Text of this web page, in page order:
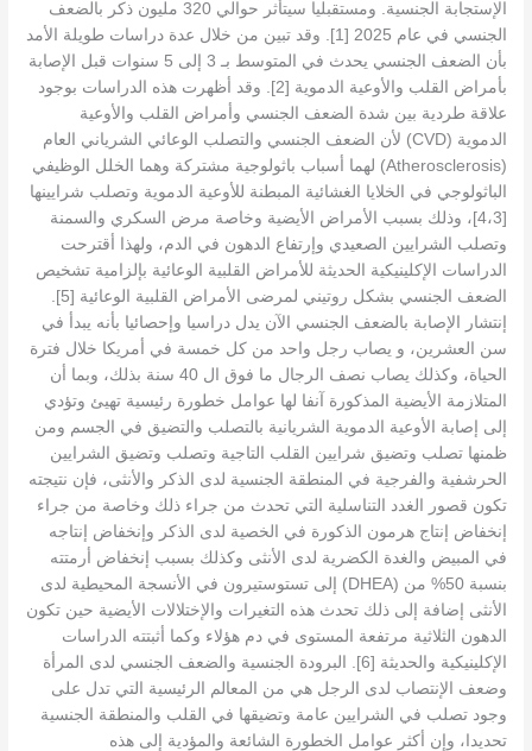
الإستجابة الجنسية. ومستقبليا سيتأثر حوالي 320 مليون ذكر بالضعف
الجنسي في عام 2025 [1]. وقد تبين من خلال عدة دراسات طويلة الأمد
بأن الضعف الجنسي يحدث في المتوسط ​​بـ 3 إلى 5 سنوات قبل الإصابة
بأمراض القلب والأوعية الدموية [2]. وقد أظهرت هذه الدراسات بوجود
علاقة طردية بين شدة الضعف الجنسي وأمراض القلب والأوعية
الدموية (CVD) لأن الضعف الجنسي والتصلب الوعائي الشرياني العام
(Atherosclerosis) لهما أسباب باثولوجية مشتركة وهما الخلل الوظيفي
الباثولوجي في الخلايا الغشائية المبطنة للأوعية الدموية وتصلب شرايينها
[4،3]، وذلك بسبب الأمراض الأيضية وخاصة مرض السكري والسمنة
وتصلب الشرايين الصعيدي وإرتفاع الدهون في الدم، ولهذا أقترحت
الدراسات الإكلينيكية الحديثة للأمراض القلبية الوعائية بإلزامية تشخيص
الضعف الجنسي بشكل روتيني لمرضى الأمراض القلبية الوعائية [5].
إنتشار الإصابة بالضعف الجنسي الآن يدل دراسيا وإحصائيا بأنه يبدأ في
سن العشرين، و يصاب رجل واحد من كل خمسة في أمريكا خلال فترة
الحياة، وكذلك يصاب نصف الرجال ما فوق ال 40 سنة بذلك، وبما أن
المتلازمة الأيضية المذكورة آنفا لها عوامل خطورة رئيسية تهيئ وتؤدي
إلى إصابة الأوعية الدموية الشريانية بالتصلب والتضيق في الجسم ومن
ظمنها تصلب وتضيق شرايين القلب التاجية وتصلب وتضيق الشرايين
الحرشفية والفرجية في المنطقة الجنسية لدى الذكر والأنثى، فإن نتيجته
تكون قصور الغدد التناسلية التي تحدث من جراء ذلك وخاصة من جراء
إنخفاض إنتاج هرمون الذكورة في الخصية لدى الذكر وإنخفاض إنتاجه
في المبيض والغدة الكضرية لدى الأنثى وكذلك بسبب إنخفاض أرمتته
بنسبة 50% من (DHEA) إلى تستوستيرون في الأنسجة المحيطية لدى
الأنثى إضافة إلى ذلك تحدث هذه التغيرات والإختلالات الأيضية حين تكون
الدهون الثلاثية مرتفعة المستوى في دم هؤلاء وكما أثبتته الدراسات
الإكلينيكية والحديثة [6]. البرودة الجنسية والضعف الجنسي لدى المرأة
وضعف الإنتصاب لدى الرجل هي من المعالم الرئيسية التي تدل على
وجود تصلب في الشرايين عامة وتضيقها في القلب والمنطقة الجنسية
تحديدا، وإن أكثر عوامل الخطورة الشائعة والمؤدية إلى هذه